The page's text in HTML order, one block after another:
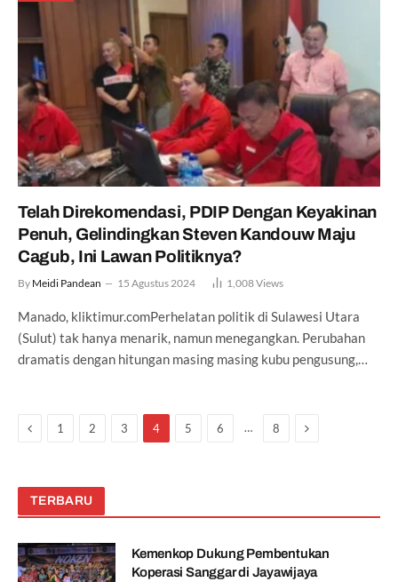
Telah Direkomendasi, PDIP Dengan Keyakinan
Penuh, Gelindingkan Steven Kandouw Maju
Cagub, Ini Lawan Politiknya?
By Meidi Pandean 15 Agustus 2024 1,008Views
Manado, kliktimur.comPerhelatan politik di Sulawesi Utara
(Sulut) tak hanya menarik, namun menegangkan. Perubahan
dramatis dengan hitungan masing masing kubu pengusung,…
Previous
1 2 3 4 5 6 … 8 Next
TERBARU
Kemenkop Dukung Pembentukan
Koperasi Sanggar di Jayawijaya